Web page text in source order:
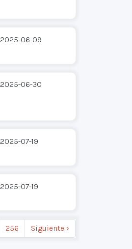
2025-06-09
2025-06-30
2025-07-19
2025-07-19
256 Siguiente ›